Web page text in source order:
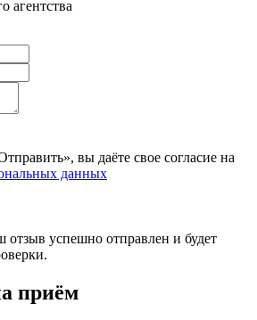
агентства
вы даёте свое согласие на
данных
отзыв успешно отправлен и будет
приём